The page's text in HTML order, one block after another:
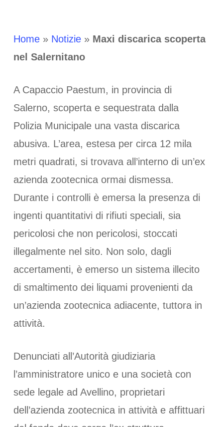
Home» Notizie» Maxi discarica scoperta
nel Salernitano
A Capaccio Paestum, in provincia di
Salerno, scoperta e sequestrata dalla
Polizia Municipale una vasta discarica
abusiva. L’area, estesa per circa 12 mila
metri quadrati, si trovava all’interno di un’ex
azienda zootecnica ormai dismessa.
Durante i controlli è emersa la presenza di
ingenti quantitativi di rifiuti speciali, sia
pericolosi che non pericolosi, stoccati
illegalmente nel sito. Non solo, dagli
accertamenti, è emerso un sistema illecito
di smaltimento dei liquami provenienti da
un’azienda zootecnica adiacente, tuttora in
attività.
Denunciati all’Autorità giudiziaria
l’amministratore unico e una società con
sede legale ad Avellino, proprietari
dell’azienda zootecnica in attività e affittuari